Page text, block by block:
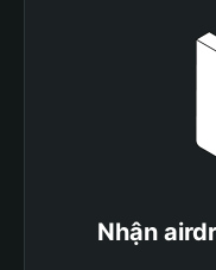
Nhận